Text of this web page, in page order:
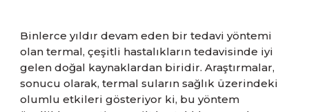
Binlerce yıldır devam eden bir tedavi yöntemi
olan termal, çeşitli hastalıkların tedavisinde iyi
gelen doğal kaynaklardan biridir. Araştırmalar,
sonucu olarak, termal suların sağlık üzerindeki
olumlu etkileri gösteriyor ki, bu yöntem